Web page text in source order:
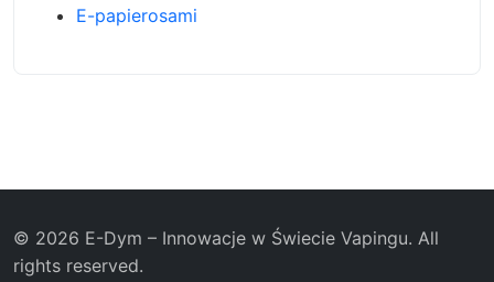
E-papierosami
© 2026 E-Dym – Innowacje w Świecie Vapingu. All
rights reserved.